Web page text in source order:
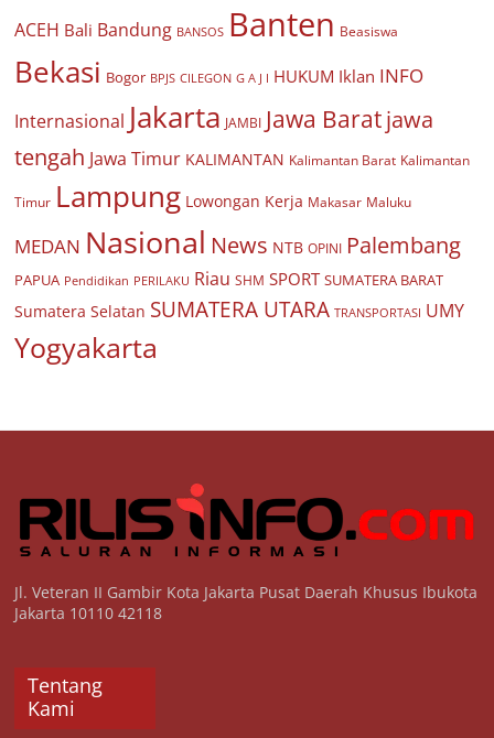
ACEH Bali Bandung BANSOS Banten Beasiswa
Bekasi Bogor BPJS CILEGON G A J I HUKUM Iklan INFO
Internasional Jakarta JAMBI Jawa Baratjawa
tengah Jawa Timur KALIMANTAN Kalimantan Barat Kalimantan
Timur Lampung Lowongan Kerja Makasar Maluku
MEDAN Nasional News NTB OPINI Palembang
PAPUA Pendidikan PERILAKU Riau SHM SPORT SUMATERA BARAT
Sumatera Selatan SUMATERA UTARA TRANSPORTASI UMY
Yogyakarta
Jl. Veteran II Gambir Kota Jakarta Pusat Daerah Khusus Ibukota
Jakarta 10110 42118
Tentang
Kami